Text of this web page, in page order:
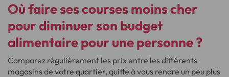
Où faire ses courses moins cher
pour diminuer son budget
alimentaire pour une personne ?
Comparez régulièrement les prix entre les différents
magasins de votre quartier, quitte à vous rendre un peu plus